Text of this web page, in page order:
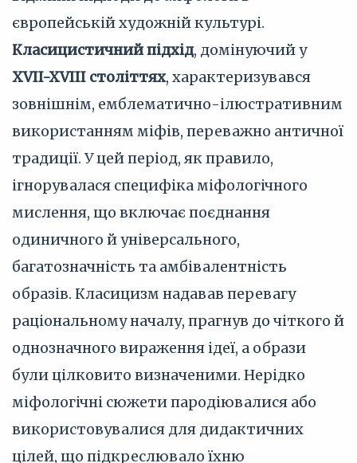
європейській художній культурі.
Класицистичний підхід, домінуючий у
XVII-XVIII століттях, характеризувався
зовнішнім, емблематично-ілюстративним
використанням міфів, переважно античної
традиції. У цей період, як правило,
ігнорувалася специфіка міфологічного
мислення, що включає поєднання
одиничного й універсального,
багатозначність та амбівалентність
образів. Класицизм надавав перевагу
раціональному началу, прагнув до чіткого й
однозначного вираження ідеї, а образи
були цілковито визначеними. Нерідко
міфологічні сюжети пародіювалися або
використовувалися для дидактичних
цілей, що підкреслювало їхню